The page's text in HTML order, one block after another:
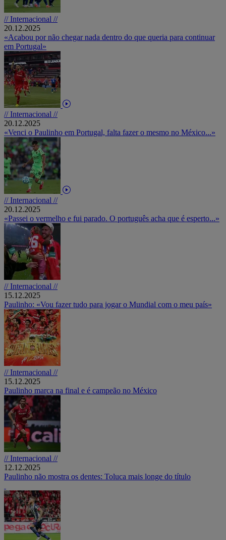
// Internacional //
20.12.2025
«Acabou por não chegar nada dentro do que queria para continuar
em Portugal»
// Internacional //
20.12.2025
«Venci o Paulinho em Portugal, falta fazer o mesmo no México...»
// Internacional //
20.12.2025
«Passei o vermelho e fui parado. O português acha que é esperto...»
// Internacional //
15.12.2025
Paulinho: «Vou fazer tudo para jogar o Mundial com o meu país»
// Internacional //
15.12.2025
Paulinho marca na final e é campeão no México
// Internacional //
12.12.2025
Paulinho não mostra os dentes: Toluca mais longe do título